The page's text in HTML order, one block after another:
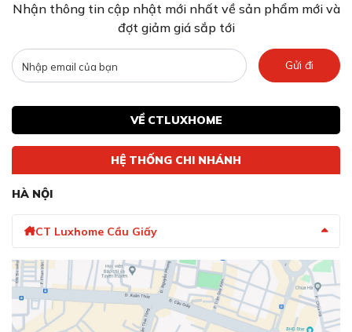
Nhận thông tin cập nhật mới nhất về sản phẩm mới và
đợt giảm giá sắp tới
Gửi đi
VỀ CTLUXHOME
HỆ THỐNG CHI NHÁNH
HÀ NỘI
CT Luxhome Cầu Giấy